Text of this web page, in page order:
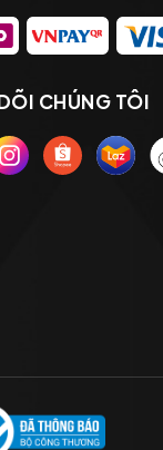
CHÚNG TÔI